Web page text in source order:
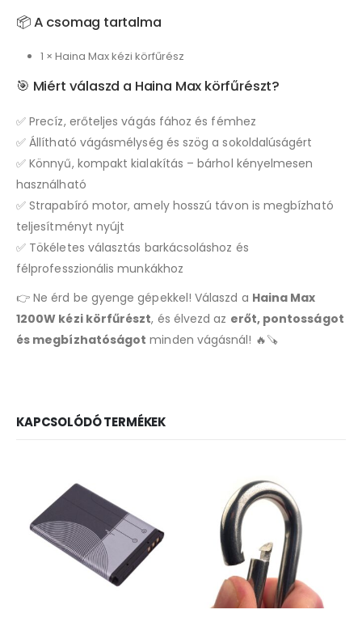
📦 A csomag tartalma
1 × Haina Max kézi körfűrész
🎯 Miért válaszd a Haina Max körfűrészt?
✅ Precíz, erőteljes vágás fához és fémhez
✅ Állítható vágásmélység és szög a sokoldalúságért
✅ Könnyű, kompakt kialakítás – bárhol kényelmesen
használható
✅ Strapabíró motor, amely hosszú távon is megbízható
teljesítményt nyújt
✅ Tökéletes választás barkácsoláshoz és
félprofesszionális munkákhoz
👉 Ne érd be gyenge gépekkel! Válaszd a Haina Max
1200W kézi körfűrészt, és élvezd az erőt, pontosságot
és megbízhatóságot minden vágásnál! 🔥🪚
KAPCSOLÓDÓ TERMÉKEK